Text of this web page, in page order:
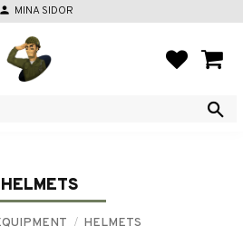
person MINA SIDOR
HELMETS
HELMETS